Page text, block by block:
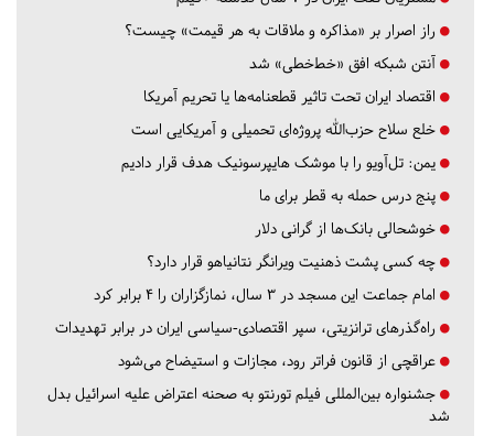
راز اصرار بر «مذاکره و ملاقات به هر قیمت» چیست؟
آنتن شبکه افق «خط‌خطی» شد
اقتصاد ایران تحت تاثیر قطعنامه‌ها یا تحریم‌ آمریکا
خلع سلاح حزب‌الله پروژه‌ای تحمیلی و آمریکایی است
یمن: تل‌آویو را با موشک هایپرسونیک هدف قرار دادیم
پنج درس‌ حمله به قطر برای ما
خوشحالی بانک‌ها از گرانی دلار
چه کسی پشت ذهنیت ویرانگر نتانیاهو قرار دارد؟
امام جماعت این مسجد در ۳ سال، نمازگزاران را ۴ برابر کرد
راه‌گذرهای ترانزیتی، سپر اقتصادی-سیاسی ایران در برابر تهدیدات
عراقچی از قانون فراتر رود، مجازات و استیضاح می‌شود
جشنواره بین‌المللی فیلم تورنتو به صحنه اعتراض علیه اسرائیل بدل
شد